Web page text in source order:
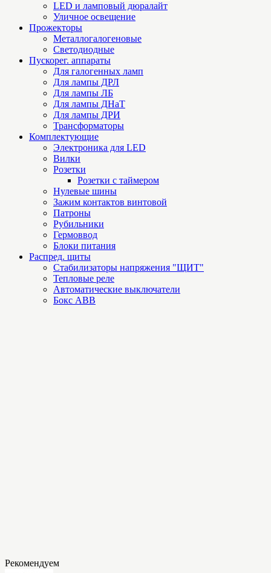
LED и ламповый дюралайт
Уличное освещение
Прожекторы
Металлогалогеновые
Светодиодные
Пускорег. аппараты
Для галогенных ламп
Для лампы ДРЛ
Для лампы ЛБ
Для лампы ДНаТ
Для лампы ДРИ
Трансформаторы
Комплектующие
Электроника для LED
Вилки
Розетки
Розетки с таймером
Нулевые шины
Зажим контактов винтовой
Патроны
Рубильники
Гермоввод
Блоки питания
Распред. щиты
Стабилизаторы напряжения "ЩИТ"
Тепловые реле
Автоматические выключатели
Бокс ABB
Рекомендуем